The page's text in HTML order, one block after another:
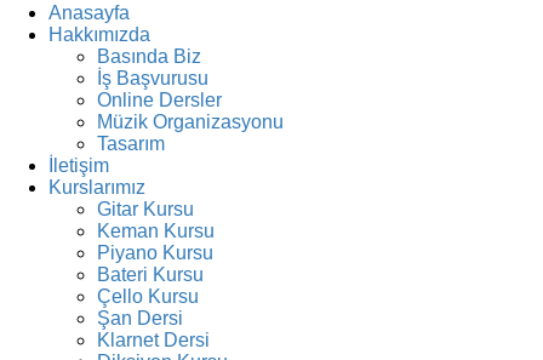
Anasayfa
Hakkımızda
Basında Biz
İş Başvurusu
Online Dersler
Müzik Organizasyonu
Tasarım
İletişim
Kurslarımız
Gitar Kursu
Keman Kursu
Piyano Kursu
Bateri Kursu
Çello Kursu
Şan Dersi
Klarnet Dersi